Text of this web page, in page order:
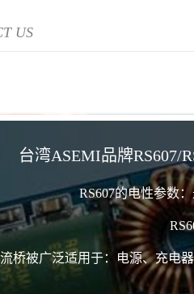
US
台湾ASEMI品牌RS607/
RS607的电性参数
桥被广泛适用于：电源、充电